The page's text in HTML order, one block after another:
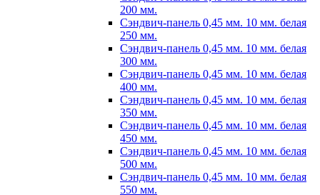
200 мм.
Сэндвич-панель 0,45 мм. 10 мм. белая
250 мм.
Сэндвич-панель 0,45 мм. 10 мм. белая
300 мм.
Сэндвич-панель 0,45 мм. 10 мм. белая
400 мм.
Сэндвич-панель 0,45 мм. 10 мм. белая
350 мм.
Сэндвич-панель 0,45 мм. 10 мм. белая
450 мм.
Сэндвич-панель 0,45 мм. 10 мм. белая
500 мм.
Сэндвич-панель 0,45 мм. 10 мм. белая
550 мм.